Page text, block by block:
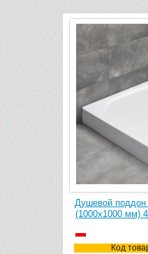
Душевой поддон
(1000х1000 мм)
Код